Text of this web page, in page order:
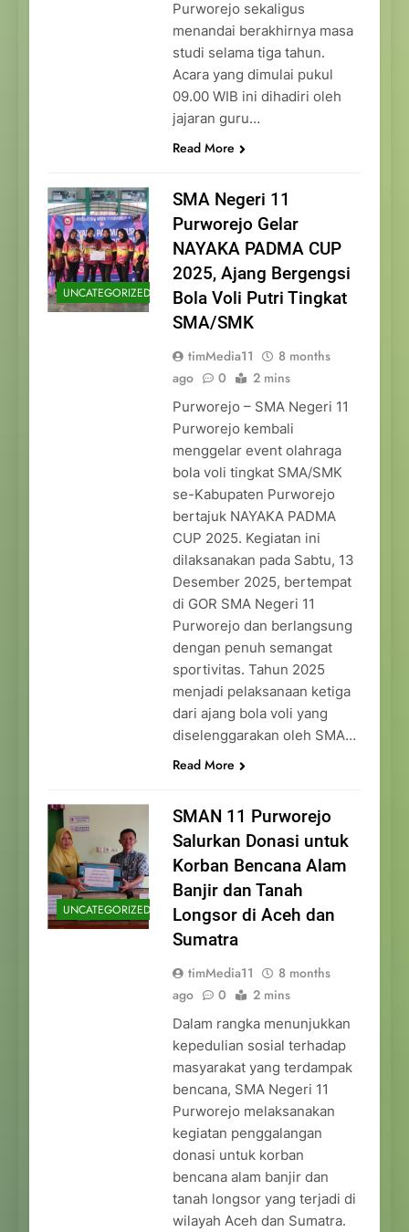
Purworejo sekaligus
menandai berakhirnya masa
studi selama tiga tahun.
Acara yang dimulai pukul
09.00 WIB ini dihadiri oleh
jajaran guru…
Read More
UNCATEGORIZED
SMA Negeri 11
Purworejo Gelar
NAYAKA PADMA CUP
2025, Ajang Bergengsi
Bola Voli Putri Tingkat
SMA/SMK
timMedia11
8 months
ago
0 2 mins
Purworejo – SMA Negeri 11
Purworejo kembali
menggelar event olahraga
bola voli tingkat SMA/SMK
se-Kabupaten Purworejo
bertajuk NAYAKA PADMA
CUP 2025. Kegiatan ini
dilaksanakan pada Sabtu, 13
Desember 2025, bertempat
di GOR SMA Negeri 11
Purworejo dan berlangsung
dengan penuh semangat
sportivitas. Tahun 2025
menjadi pelaksanaan ketiga
dari ajang bola voli yang
diselenggarakan oleh SMA…
Read More
UNCATEGORIZED
SMAN 11 Purworejo
Salurkan Donasi untuk
Korban Bencana Alam
Banjir dan Tanah
Longsor di Aceh dan
Sumatra
timMedia11
8 months
ago
0 2 mins
Dalam rangka menunjukkan
kepedulian sosial terhadap
masyarakat yang terdampak
bencana, SMA Negeri 11
Purworejo melaksanakan
kegiatan penggalangan
donasi untuk korban
bencana alam banjir dan
tanah longsor yang terjadi di
wilayah Aceh dan Sumatra.